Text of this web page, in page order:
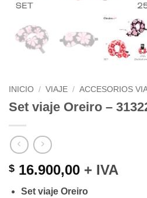
INICIO / VIAJE / ACCESORIOS
Set viaje Oreiro –
$ 16.900,00 + IVA
Set viaje Oreiro